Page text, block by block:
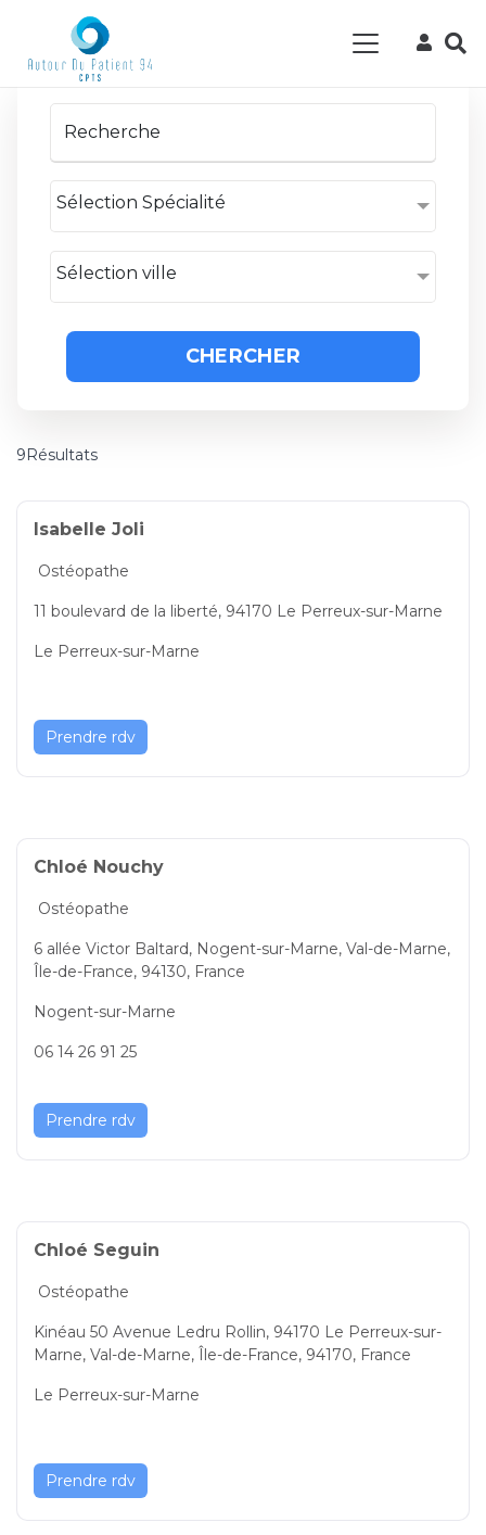
Sélection Spécialité
Sélection ville
CHERCHER
9Résultats
Isabelle Joli
Ostéopathe
11 boulevard de la liberté, 94170 Le Perreux-sur-Marne
Le Perreux-sur-Marne
Prendre rdv
Chloé Nouchy
Ostéopathe
6 allée Victor Baltard, Nogent-sur-Marne, Val-de-Marne,
Île-de-France, 94130, France
Nogent-sur-Marne
06 14 26 91 25
Prendre rdv
Chloé Seguin
Ostéopathe
Kinéau 50 Avenue Ledru Rollin, 94170 Le Perreux-sur-
Marne, Val-de-Marne, Île-de-France, 94170, France
Le Perreux-sur-Marne
Prendre rdv